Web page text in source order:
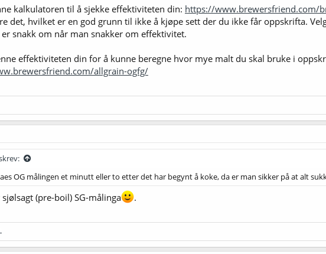
kalkulatoren til å sjekke effektiviteten din: https://www.brewersfriend.com/
det, hvilket er en god grunn til ikke å kjøpe sett der du ikke får oppskrifta.
snakk om når man snakker om effektivitet.
effektiviteten din for å kunne beregne hvor mye malt du skal bruke i
allgrain-ogfg/
OG målingen et minutt eller to etter det har begynt å koke, da er man sikker på at alt
(pre-boil) SG-målinga .